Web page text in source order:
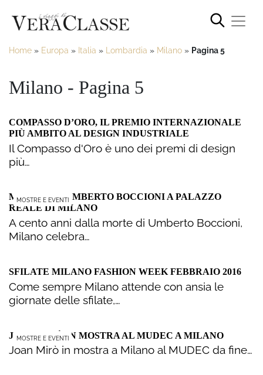
Home » Europa » Italia » Lombardia » Milano » Pagina 5
Milano - Pagina 5
COMPASSO D’ORO, IL PREMIO INTERNAZIONALE
PIÙ AMBITO AL DESIGN INDUSTRIALE
Il Compasso d'Oro è uno dei premi di design
più…
MOSTRE E EVENTI
MOSTRA DI UMBERTO BOCCIONI A PALAZZO
REALE DI MILANO
A cento anni dalla morte di Umberto Boccioni,
Milano celebra…
SFILATE MILANO FASHION WEEK FEBBRAIO 2016
Come sempre Milano attende con ansia le
giornate delle sfilate,…
MOSTRE E EVENTI
JOAN MIRÒ IN MOSTRA AL MUDEC A MILANO
Joan Mirò in mostra a Milano al MUDEC da fine…